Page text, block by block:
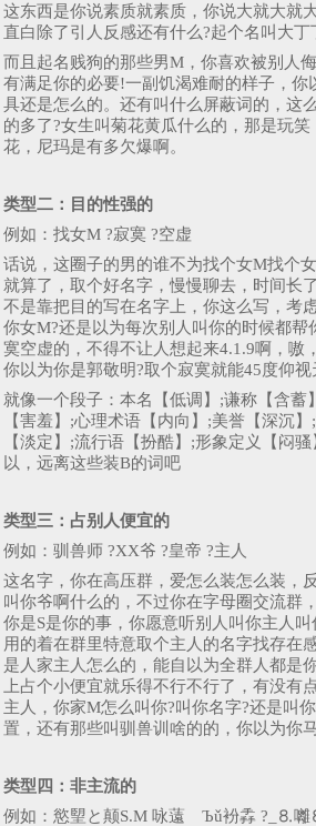
这东西是你说素质就素质，你说大就大就
直白除了引人反感还有什么?起个名叫大丁
而且起名贱狗的那些男M，你喜欢被别人
有满足你的必要!一副饥渴难耐的样子，你
具还是怎么的。还有叫什么屏蔽词的，这
的多了?女生叫菊花黄瓜什么的，那是玩
花，尼玛是有多欠爆啊。
类型二：
目的性强的
例如：找女M ?寂寞 ?空虚
话说，这圈子的男的谁不为找个女M找个
就算了，取个好名字，慢慢聊去，时间长
不是靠把目的写在名字上，你这么写，考
你女M?还是以为每次别人叫你的时候都帮
寞空虚的，不得不让人想起来4.1.9啊，嗷
你以为你是郭敬明?取个寂寞就能45度仰
就像一个段子：本名【低调】;谦称【含蓄
【害羞】;心理术语【内向】;美誉【深沉
【淡定】;流行语【扮酷】;形象定义【闷
以，远离这些装B的词吧
类型三： 占别人便宜的
例如：驯兽师 ?XX爷 ?皇帝 ?主人
这名字，你在高压群，爱怎么装怎么装，
叫你爷啊什么的，不过你在字母圈交流群
你是S是你的事，你愿意听别人叫你主人叫
用的着在群里特意取个主人的名字找存在
是人家主人怎么的，能自以为全群人都是
上占个小便宜就乐得不行不行了，有没有
主人，你家M怎么叫你?叫你名字?还是叫
置，还有那些叫驯兽训啥的的，你以为你
类型四： 非主流的
例如：慾朢と颠S.M 咏薳ゞЪǔ衯掱 ?_⒏